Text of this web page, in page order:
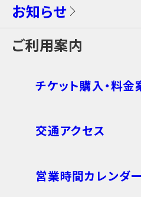
お知らせ
ご利用案内
チケット購入・料金
交通アクセス
営業時間カレンダー